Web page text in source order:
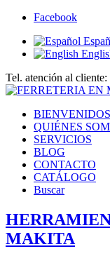
Facebook
Tel. atención al
BIENVENIDOS
QUIÉNES
SERVICIOS
BLOG
CONTACTO
CATÁLOGO
Buscar
MAKITA